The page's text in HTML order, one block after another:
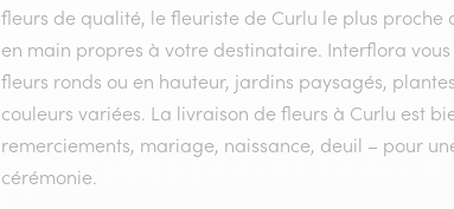
fleurs de qualité, le fleuriste de Curlu le plus
en main propres à votre destinataire. Interflora
fleurs ronds ou en hauteur, jardins paysagés,
couleurs variées. La livraison de fleurs à Curlu est
remerciements, mariage, naissance, deuil – pour
cérémonie.